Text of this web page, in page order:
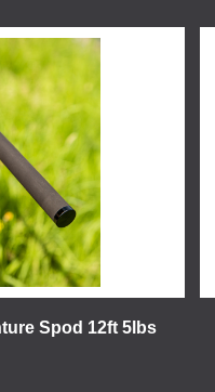
Spod 12ft 5lbs